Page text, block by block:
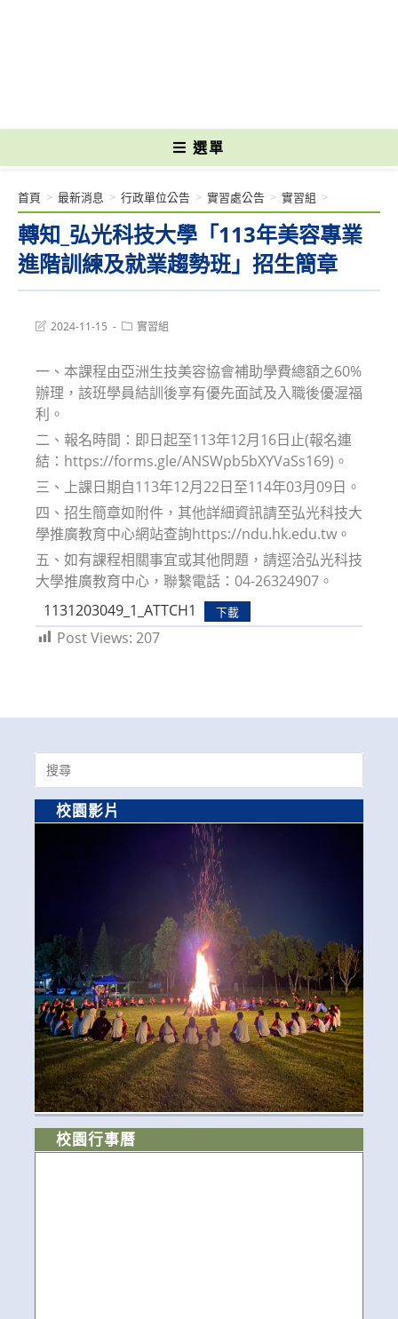
選單
轉知_弘光科技大學「113年美容專業
進階訓練及就業趨勢班」招生簡章
首頁 > 最新消息 > 行政單位公告 > 實習處公告 > 實習組 >
Post2024-11-15
Post實習組
一、本課程由亞洲生技美容協會補助學費總額之60%
辦理，該班學員結訓後享有優先面試及入職後優渥福
利。
二、報名時間：即日起至113年12月16日止(報名連
結：https://forms.gle/ANSWpb5bXYVaSs169)。
三、上課日期自113年12月22日至114年03月09日。
四、招生簡章如附件，其他詳細資訊請至弘光科技大
學推廣教育中心網站查詢https://ndu.hk.edu.tw。
五、如有課程相關事宜或其他問題，請逕洽弘光科技
大學推廣教育中心，聯繫電話：04-26324907。
1131203049_1_ATTCH1
下載
Post Views: 207
Search
for:
校園影片
校園行事曆